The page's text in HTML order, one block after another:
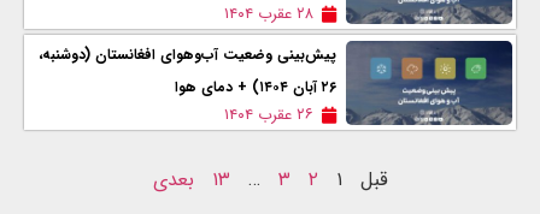
۲۸ عقرب ۱۴۰۴
پیش‌بینی وضعیت آب‌وهوای افغانستان (دوشنبه،
۲۶ آبان ۱۴۰۴) + دمای هوا
۲۶ عقرب ۱۴۰۴
قبل ۱ ۲ ۳ … ۱۳ بعدی